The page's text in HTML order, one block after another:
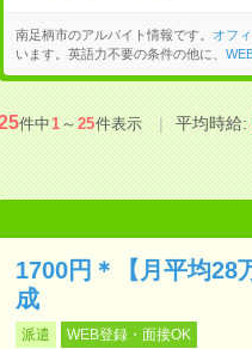
南足柄市のアルバイト情報です。 オフ
います。英語力不要の条件の他に、
件中1～25件表示 平均時給:
1700円＊【月平均28
成
派遣 WEB登録・面接OK